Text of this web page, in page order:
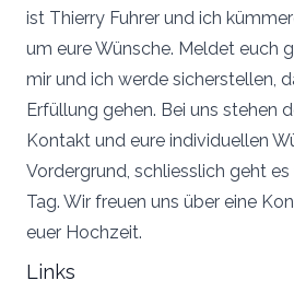
ist Thierry Fuhrer und ich
um eure Wünsche. Meldet euch
mir und ich werde sicherstellen,
Erfüllung gehen. Bei uns stehen
Kontakt und eure individuellen
Vordergrund, schliesslich geht
Tag. Wir freuen uns über eine
euer Hochzeit.
Links